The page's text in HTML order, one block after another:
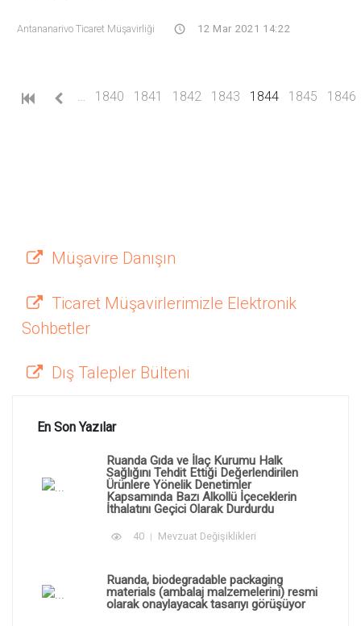
Antananarivo Ticaret Müşavirliği 12 Mar 2021 14:22
1840 1841 1842 1843 1844(current)
1845 1846
Müşavire Danışın
Ticaret Müşavirlerimizle Elektronik
Sohbetler
Dış Talepler Bülteni
En Son Yazılar
Ruanda Gıda ve İlaç Kurumu Halk
Sağlığını Tehdit Ettiği Değerlendirilen
Ürünlere Yönelik Denetimler
Kapsamında Bazı Alkollü İçeceklerin
İthalatını Geçici Olarak Durdurdu
40 Mevzuat Değişiklikleri
Ruanda, biodegradable packaging
materials (ambalaj malzemelerini) resmi
olarak onaylayacak tasarıyı görüşüyor